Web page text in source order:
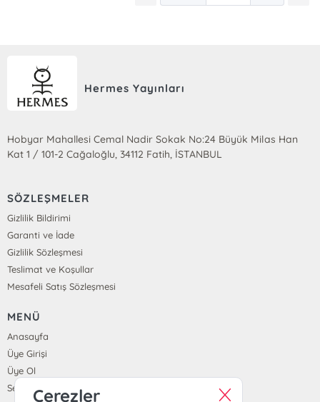
Hermes Yayınları
Hobyar Mahallesi Cemal Nadir Sokak No:24 Büyük Milas Han
Kat 1 / 101-2 Cağaloğlu, 34112 Fatih, İSTANBUL
SÖZLEŞMELER
Gizlilik Bildirimi
Garanti ve İade
Gizlilik Sözleşmesi
Teslimat ve Koşullar
Mesafeli Satış Sözleşmesi
MENÜ
Anasayfa
Üye Girişi
Üye Ol
SepetimÇerezler